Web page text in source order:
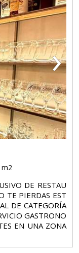
›
m2
DE RESTAU
TE PIERDAS EST
DE CATEGORÍA
GASTRONO
EN UNA ZONA